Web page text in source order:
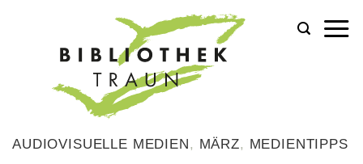
AUDIOVISUELLE MEDIEN, MÄRZ, MEDIENTIPPS